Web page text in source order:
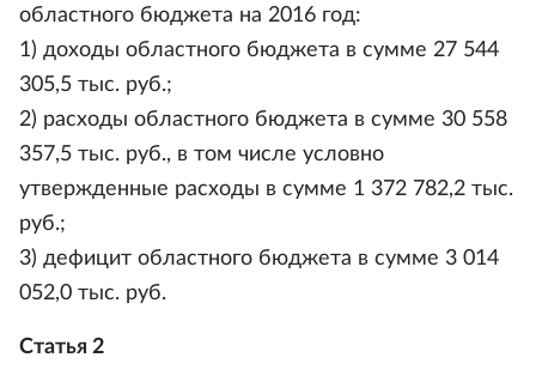
областного бюджета на 2016 год:
1) доходы областного бюджета в сумме 27 544
305,5 тыс. руб.;
2) расходы областного бюджета в сумме 30 558
357,5 тыс. руб., в том числе условно
утвержденные расходы в сумме 1 372 782,2 тыс.
руб.;
3) дефицит областного бюджета в сумме 3 014
052,0 тыс. руб.
Статья 2